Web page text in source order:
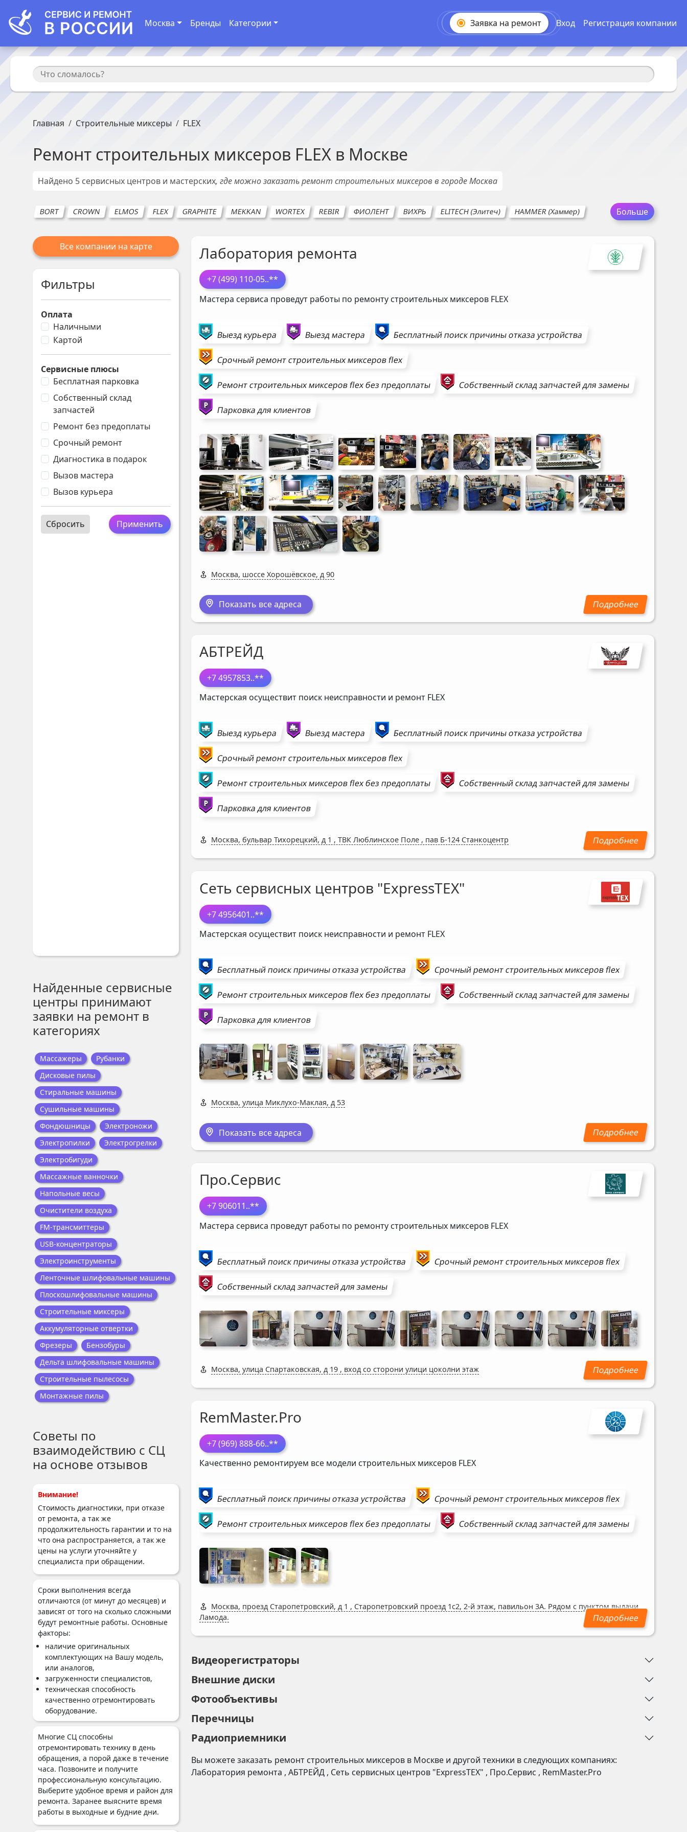
Москва Бренды Категории Заявка на ремонт Вход Регистрация компании
Главная Строительные миксеры FLEX
Ремонт строительных миксеров FLEX в Москве
Найдено 5 сервисных центров и мастерских, где можно заказать ремонт строительных миксеров в городеМосква
BORT CROWN ELMOS FLEX GRAPHITE MEKKAN WORTEX REBIR ФИОЛЕНТ ВИХРЬ ELITECH (Элитеч) HAMMER (Хаммер) Больше
Все компании на карте
Фильтры
Оплата
Наличными
Картой
Сервисные плюсы
Бесплатная парковка
Собственный склад
запчастей
Ремонт без предоплаты
Срочный ремонт
Диагностика в подарок
Вызов мастера
Вызов курьера
Применить
Сбросить
Найденные сервисные
центры принимают
заявки на ремонт в
категориях
Массажеры
Рубанки
Дисковые пилы
Стиральные машины
Сушильные машины
Фондюшницы
Электроножи
Электропилки
Электрогрелки
Электробигуди
Массажные ванночки
Напольные весы
Очистители воздуха
FM-трансмиттеры
USB-концентраторы
Электроинструменты
Ленточные шлифовальные машины
Плоскошлифовальные машины
Строительные миксеры
Аккумуляторные отвертки
Фрезеры
Бензобуры
Дельта шлифовальные машины
Строительные пылесосы
Монтажные пилы
Советы по
взаимодействию с СЦ
на основе отзывов
Внимание!
Стоимость диагностики, при отказе
от ремонта, а так же
продолжительность гарантии и то на
что она распространяется, а так же
цены на услуги уточняйте у
специалиста при обращении.
Сроки выполнения всегда
отличаются (от минут до месяцев) и
зависят от того на сколько сложными
будут ремонтные работы. Основные
факторы:
наличие оригинальных
комплектующих на Вашу модель,
или аналогов,
загруженности специалистов,
техническая способность
качественно отремонтировать
оборудование.
Многие СЦ способны
отремонтировать технику в день
обращения, а порой даже в течение
часа. Позвоните и получите
профессиональную консультацию.
Выберите удобное время и район для
ремонта. Заранее выясните время
работы в выходные и будние дни.
Лаборатория ремонта
+7 (499) 110-05..**
Мастера сервиса проведут работы по ремонту строительных миксеров FLEX
Выезд курьера Выезд мастера Бесплатный поиск причины отказа устройства
Срочный ремонтстроительных миксеровflex
Ремонтстроительных миксеровflexбез предоплаты Собственный склад запчастей для замены
Парковка для клиентов
Москва, шоссе Хорошёвское, д 90
Показать все адреса
АБТРЕЙД
+7 4957853..**
Мастерская осуществит поиск неисправности и ремонт FLEX
Выезд курьера Выезд мастера Бесплатный поиск причины отказа устройства
Срочный ремонтстроительных миксеровflex
Ремонтстроительных миксеровflexбез предоплаты Собственный склад запчастей для замены
Парковка для клиентов
Москва, бульвар Тихорецкий, д 1 , ТВК Люблинское Поле , пав Б-124 Станкоцентр
Сеть сервисных центров "ExpressTEX"
+7 4956401..**
Мастерская осуществит поиск неисправности и ремонт FLEX
Бесплатный поиск причины отказа устройства Срочный ремонтстроительных миксеровflex
Ремонтстроительных миксеровflexбез предоплаты Собственный склад запчастей для замены
Парковка для клиентов
Москва, улица Миклухо-Маклая, д 53
Показать все адреса
Про.Сервис
+7 906011..**
Мастера сервиса проведут работы по ремонту строительных миксеров FLEX
Бесплатный поиск причины отказа устройства Срочный ремонтстроительных миксеровflex
Собственный склад запчастей для замены
Москва, улица Спартаковская, д 19 , вход со сторони улици цоколни этаж
RemMaster.Pro
+7 (969) 888-66..**
Качественно ремонтируем все модели строительных миксеров FLEX
Бесплатный поиск причины отказа устройства Срочный ремонтстроительных миксеровflex
Ремонтстроительных миксеровflexбез предоплаты Собственный склад запчастей для замены
Москва, проезд Старопетровский, д 1 , Старопетровский проезд 1с2, 2-й этаж, павильон 3А. Рядом с пунктом выдачи
Ламода.
Видеорегистраторы
Внешние диски
Фотообъективы
Перечницы
Радиоприемники
Вы можете заказать ремонт строительных миксеров в Москве и другой техники в следующих компаниях:
Лаборатория ремонта , АБТРЕЙД , Сеть сервисных центров "ExpressTEX" , Про.Сервис , RemMaster.Pro